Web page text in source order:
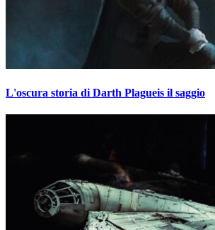
L'oscura storia di Darth Plagueis il saggio